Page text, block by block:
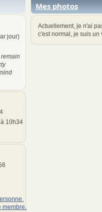
jour)
10h34
membre.
Mes photos
Actuellement, je n'ai
c'est normal, je suis un